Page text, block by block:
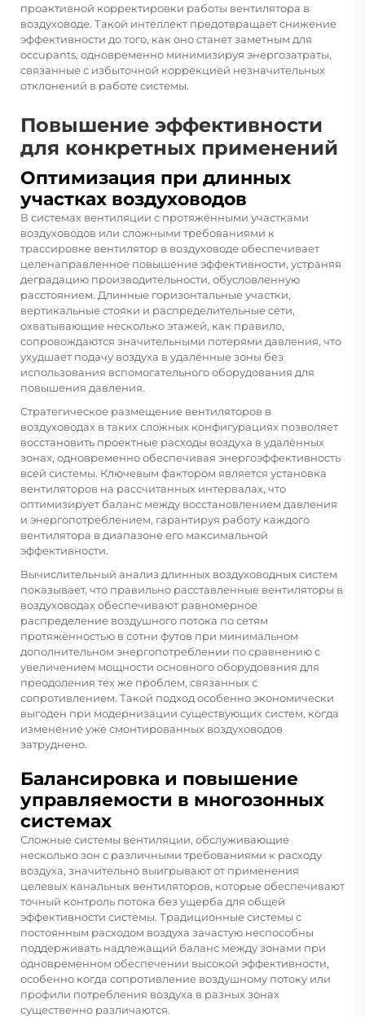
проактивной корректировки работы вентилятора в
воздуховоде. Такой интеллект предотвращает снижение
эффективности до того, как оно станет заметным для
occupants, одновременно минимизируя энергозатраты,
связанные с избыточной коррекцией незначительных
отклонений в работе системы.
Повышение эффективности
для конкретных применений
Оптимизация при длинных
участках воздуховодов
В системах вентиляции с протяжёнными участками
воздуховодов или сложными требованиями к
трассировке вентилятор в воздуховоде обеспечивает
целенаправленное повышение эффективности, устраняя
деградацию производительности, обусловленную
расстоянием. Длинные горизонтальные участки,
вертикальные стояки и распределительные сети,
охватывающие несколько этажей, как правило,
сопровождаются значительными потерями давления, что
ухудшает подачу воздуха в удалённые зоны без
использования вспомогательного оборудования для
повышения давления.
Стратегическое размещение вентиляторов в
воздуховодах в таких сложных конфигурациях позволяет
восстановить проектные расходы воздуха в удалённых
зонах, одновременно обеспечивая энергоэффективность
всей системы. Ключевым фактором является установка
вентиляторов на рассчитанных интервалах, что
оптимизирует баланс между восстановлением давления
и энергопотреблением, гарантируя работу каждого
вентилятора в диапазоне его максимальной
эффективности.
Вычислительный анализ длинных воздуховодных систем
показывает, что правильно расставленные вентиляторы в
воздуховодах обеспечивают равномерное
распределение воздушного потока по сетям
протяжённостью в сотни футов при минимальном
дополнительном энергопотреблении по сравнению с
увеличением мощности основного оборудования для
преодоления тех же проблем, связанных с
сопротивлением. Такой подход особенно экономически
выгоден при модернизации существующих систем, когда
изменение уже смонтированных воздуховодов
затруднено.
Балансировка и повышение
управляемости в многозонных
системах
Сложные системы вентиляции, обслуживающие
несколько зон с различными требованиями к расходу
воздуха, значительно выигрывают от применения
целевых канальных вентиляторов, которые обеспечивают
точный контроль потока без ущерба для общей
эффективности системы. Традиционные системы с
постоянным расходом воздуха зачастую неспособны
поддерживать надлежащий баланс между зонами при
одновременном обеспечении высокой эффективности,
особенно когда сопротивление воздушному потоку или
профили потребления воздуха в разных зонах
существенно различаются.